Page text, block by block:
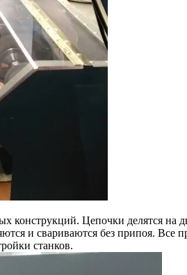
конструкций. Цепочки делятся
и свариваются без припоя.
станков.